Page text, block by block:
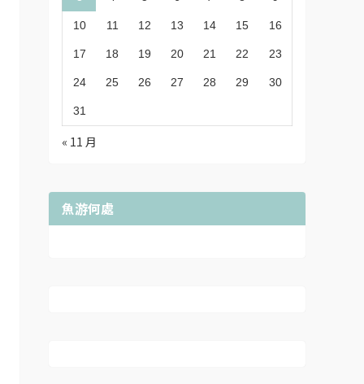
10 11 12 13 14 15 16
17 18 19 20 21 22 23
24 25 26 27 28 29 30
31
« 11 月
魚游何處